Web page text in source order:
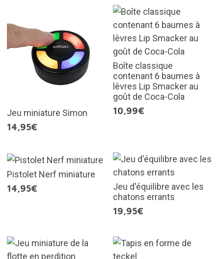
Jeu miniature Simon
14,95€
Boîte classique
contenant 6 baumes à
lèvres Lip Smacker au
goût de Coca-Cola
10,99€
Pistolet Nerf miniature
14,95€
Jeu d'équilibre avec les
chatons errants
19,95€